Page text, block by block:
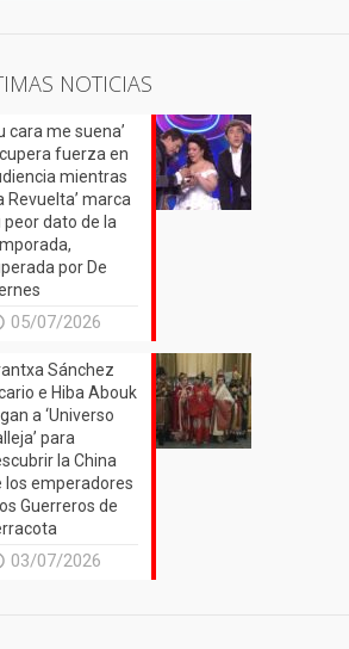
NOTICIAS
cara me suena’
fuerza en
mientras
Revuelta’ marca
peor dato de la
por De
05/07/2026
Sánchez
e Hiba Abouk
a ‘Universo
para
la China
los emperadores
Guerreros de
03/07/2026